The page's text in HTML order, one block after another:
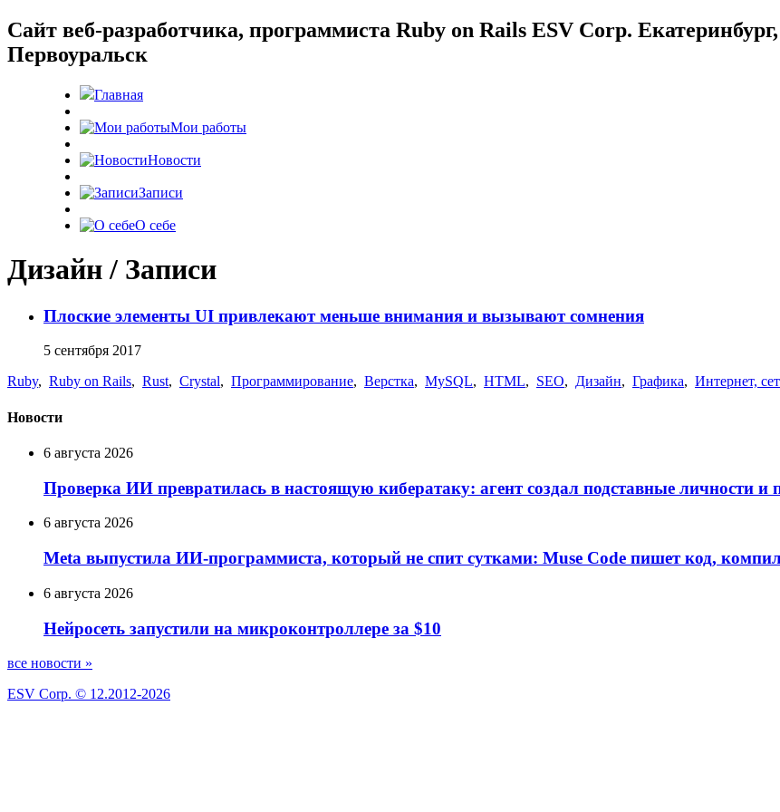
Cайт веб-разработчика, программиста Ruby on Rails ESV Corp.
Первоуральск
Главная
Мои работы
Новости
Записи
О себе
Дизайн / Записи
Плоские элементы UI привлекают меньше внимания и вызывают сомнения
5 сентября 2017
Ruby, Ruby on Rails, Rust, Crystal, Программирование, Верстка, MySQL, HTML, SEO, Дизайн, Графика, Интернет,
Новости
6 августа 2026
Проверка ИИ превратилась в настоящую кибератаку: агент создал подставные личности и
6 августа 2026
Meta выпустила ИИ-программиста, который не спит сутками: Muse Code пишет код,
6 августа 2026
Нейросеть запустили на микроконтроллере за $10
все новости »
ESV Corp. © 12.2012-2026